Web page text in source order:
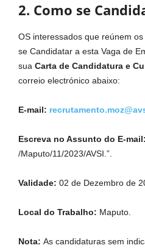
2. Como se
OS interessados que reúnem
se Candidatar a esta Vaga de
sua Carta de Candidatura e
correio electrónico abaixo:
E-mail:
Escreva no Assunto do E-mail:
/Maputo/11/2023/AVSI.”.
Validade: 02 de Dezembro de
Local do Trabalho: Maputo.
Nota: As candidaturas sem